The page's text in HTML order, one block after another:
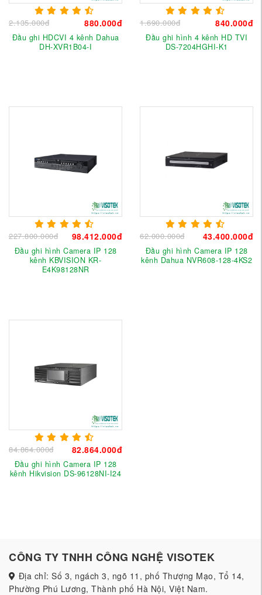
2.135.000đ 880.000đ
Đầu ghi HDCVI 4 kênh Dahua
DH-XVR1B04-I
1.690.000đ 840.000đ
Đầu ghi hình 4 kênh HD TVI
DS-7204HGHI-K1
227.800.000đ 98.412.000đ
Đầu ghi hình Camera IP 128
kênh KBVISION KR-
E4K98128NR
62.000.000đ 43.400.000đ
Đầu ghi hình Camera IP 128
kênh Dahua NVR608-128-4KS2
84.864.000đ 82.864.000đ
Đầu ghi hình Camera IP 128
kênh Hikvision DS-96128NI-I24
CÔNG TY TNHH CÔNG NGHỆ VISOTEK
Địa chỉ: Số 3, ngách 3, ngõ 11, phố Thượng Mạo, Tổ 14,
Phường Phú Lương, Thành phố Hà Nội, Việt Nam.